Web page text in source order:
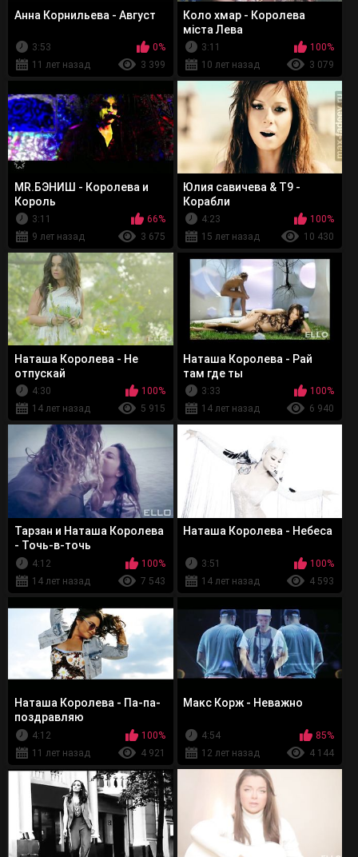
Анна Корнильева - Август
3:53
0%
11 лет назад
3 399
Коло хмар - Королева
міста Лева
3:11
100%
10 лет назад
3 079
MR.БЭНИШ - Королева и
Король
3:11
66%
9 лет назад
3 675
Юлия савичева & T9 -
Корабли
4:23
100%
15 лет назад
10 430
Наташа Королева - Не
отпускай
4:30
100%
14 лет назад
5 915
Наташа Королева - Рай
там где ты
3:33
100%
14 лет назад
6 940
Тарзан и Наташа Королева
- Точь-в-точь
4:12
100%
14 лет назад
7 543
Наташа Королева - Небеса
3:51
100%
14 лет назад
4 593
Наташа Королева - Па-па-
поздравляю
4:12
100%
11 лет назад
4 921
Макс Корж - Неважно
4:54
85%
12 лет назад
4 144